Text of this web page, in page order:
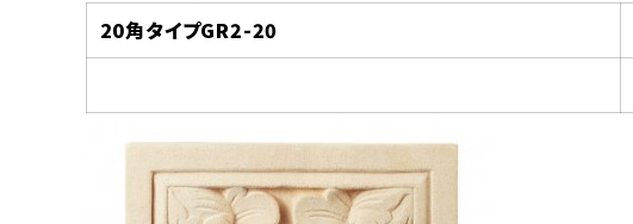
20角タイプGR2-20